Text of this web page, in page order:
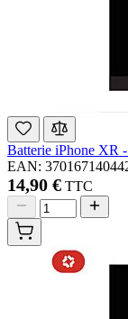
Batterie iPhone XR
EAN:
14,90 € TTC